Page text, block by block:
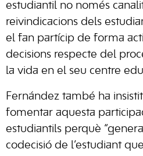
estudiantil no només
reivindicacions dels
el fan partícip de forma
decisions respecte del
la vida en el seu centre
Fernández també ha
fomentar aquesta
estudiantils perquè
codecisió de l’estudiant